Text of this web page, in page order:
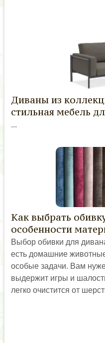
Диваны из
стильная мебель
...
Как выбрать
особенности
Выбор обивки для
есть домашние
особые задачи. Вам
выдержит игры и
легко очистится от